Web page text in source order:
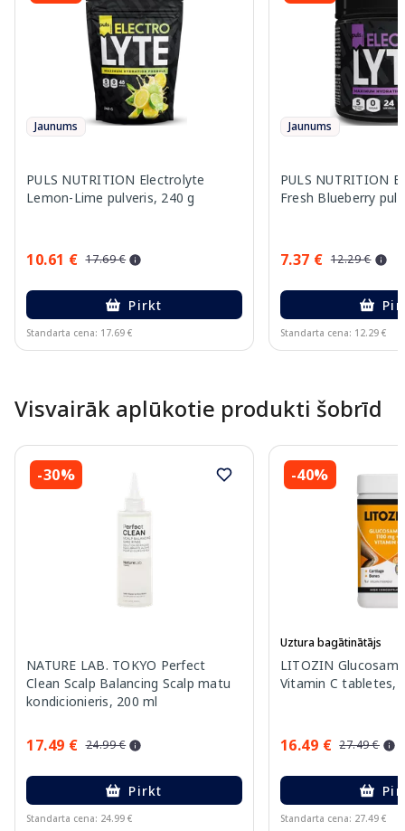
Jaunums
PULS NUTRITION Electrolyte
Lemon-Lime pulveris, 240 g
10.61 € 17.69 €
Pirkt
Standarta cena: 17.69 €
Jaunums
PULS NUTRITION
Fresh Blueberry
7.37 € 12.29 €
Standarta cena: 12.29 €
Visvairāk aplūkotie produkti šobrīd
-30%
NATURE LAB. TOKYO Perfect
Clean Scalp Balancing Scalp matu
kondicionieris, 200 ml
17.49 € 24.99 €
Pirkt
Standarta cena: 24.99 €
-40%
Uztura bagātinātājs
LITOZIN
Vitamin C tabletes,
16.49 € 27.49 €
Standarta cena: 27.49 €